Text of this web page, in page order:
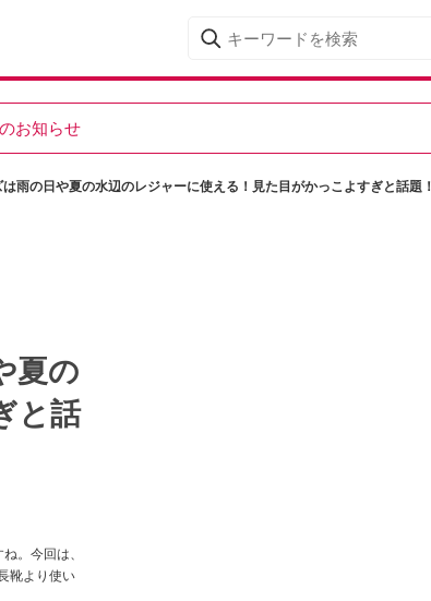
お知らせ
雨の日や夏の水辺のレジャーに使える！見た目がかっこよすぎと話題！
夏の
と話
。今回は、
靴より使い